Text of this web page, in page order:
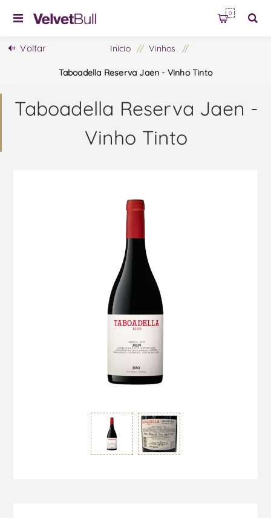
0
Voltar Início / Vinhos /
Taboadella Reserva Jaen - Vinho Tinto
Taboadella Reserva Jaen -
Vinho Tinto